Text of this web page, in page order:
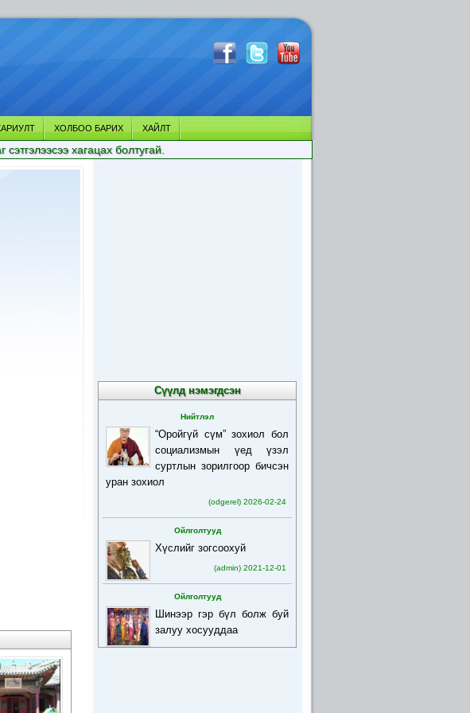
ХОЛБОО БАРИХ ХАЙЛТ
хагацах болтугай.
Сүүлд нэмэгдсэн
Нийтлэл
“Оройгүй сүм” зохиол бол
социализмын үед үзэл
суртлын зорилгоор бичсэн
уран зохиол
(odgerel) 2026-02-24
Ойлголтууд
Хүслийг зогсоохуй
(admin) 2021-12-01
Ойлголтууд
Шинээр гэр бүл болж буй
залуу хосууддаа
(admin) 2021-12-01